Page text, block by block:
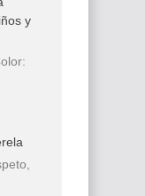
y